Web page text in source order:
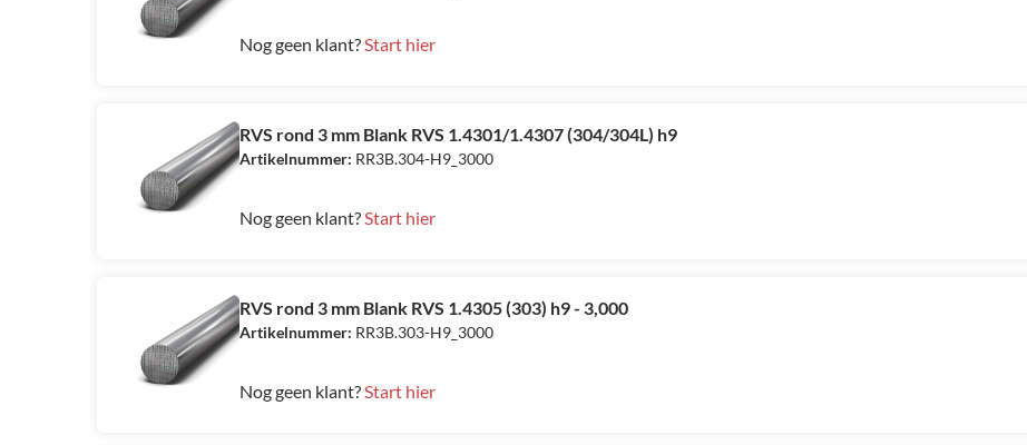
Nog geen klant?Start hier
RVS rond 3 mm Blank RVS 1.4301/1.4307 (304/304L) h9
Artikelnummer: RR3B.304-H9_3000
Nog geen klant?Start hier
RVS rond 3 mm Blank RVS 1.4305 (303) h9 - 3,000
Artikelnummer: RR3B.303-H9_3000
Nog geen klant?Start hier